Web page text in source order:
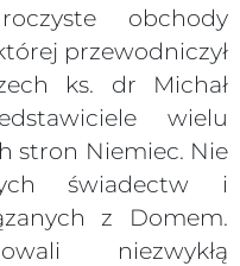
obchody
przewodniczył
ks. dr Michał
wielu
stron Niemiec. Nie
świadectw i
z Domem.
niezwykłą